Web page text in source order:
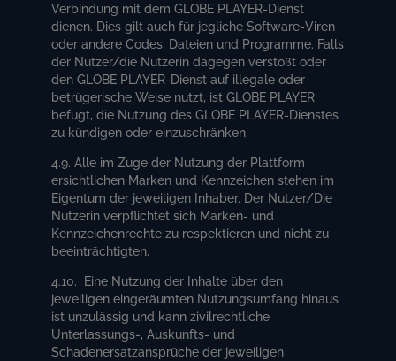
Verbindung mit dem GLOBE PLAYER-Dienst
dienen. Dies gilt auch für jegliche Software-Viren
oder andere Codes, Dateien und Programme. Falls
der Nutzer/die Nutzerin dagegen verstößt oder
den GLOBE PLAYER-Dienst auf illegale oder
betrügerische Weise nutzt, ist GLOBE PLAYER
befugt, die Nutzung des GLOBE PLAYER-Dienstes
zu kündigen oder einzuschränken.
4.9. Alle im Zuge der Nutzung der Plattform
ersichtlichen Marken und Kennzeichen stehen im
Eigentum der jeweiligen Inhaber. Der Nutzer/Die
Nutzerin verpflichtet sich Marken- und
Kennzeichenrechte zu respektieren und nicht zu
beeinträchtigten.
4.10. Eine Nutzung der Inhalte über den
jeweiligen eingeräumten Nutzungsumfang hinaus
ist unzulässig und kann zivilrechtliche
Unterlassungs-, Auskunfts- und
Schadenersatzansprüche der jeweiligen